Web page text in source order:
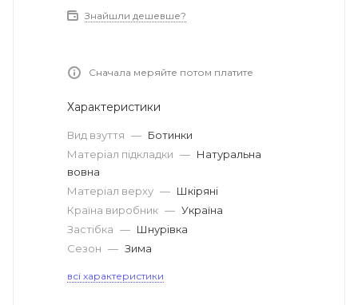
Знайшли дешевше?
Сначала меряйте потом платите
Характеристики
Вид взуття — Ботинки
Матеріал підкладки — Натуральна
вовна
Матеріал верху — Шкіряні
Країна виробник — Україна
Застібка — Шнурівка
Сезон — Зима
всі характеристики